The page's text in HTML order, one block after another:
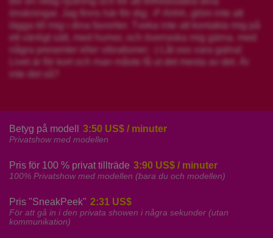
önskningar. Jag finns här för dig; -P Ahhh, glöm inte att
lägga till mig i dina favoriter. Tveka inte att kontakta mig på
ett vänligt sätt, med humor, och överraska mig gärna. med
några presenter eller vibrationer; -) Låt oss vara galna!
Livet är för kort och man måste få ut det mesta av det. Är
inte det så?
Betyg på modell 3:50 US$ / minuter
Privatshow med modellen
Pris för 100 % privat tillträde 3:90 US$ / minuter
100% Privatshow med modellen (bara du och modellen)
Pris "SneakPeek" 2:31 US$
För att gå in i den privata showen i några sekunder (utan
kommunikation)